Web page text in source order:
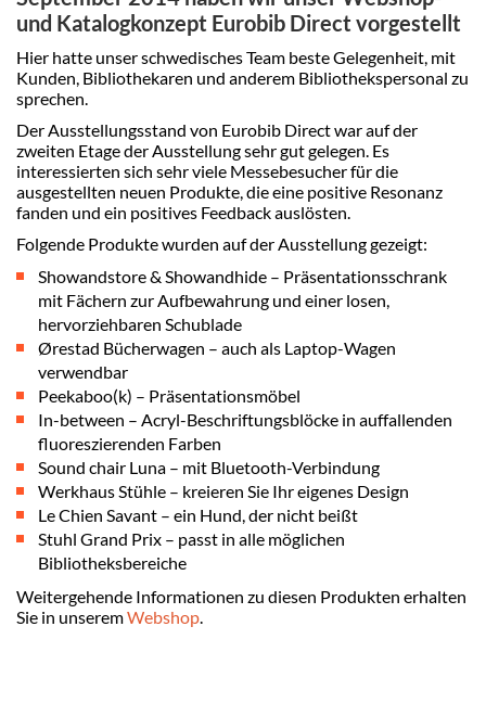
und Katalogkonzept Eurobib Direct vorgestellt
Hier hatte unser schwedisches Team beste Gelegenheit, mit
Kunden, Bibliothekaren und anderem Bibliothekspersonal zu
sprechen.
Der Ausstellungsstand von Eurobib Direct war auf der
zweiten Etage der Ausstellung sehr gut gelegen. Es
interessierten sich sehr viele Messebesucher für die
ausgestellten neuen Produkte, die eine positive Resonanz
fanden und ein positives Feedback auslösten.
Folgende Produkte wurden auf der Ausstellung gezeigt:
Showandstore & Showandhide – Präsentationsschrank
mit Fächern zur Aufbewahrung und einer losen,
hervorziehbaren Schublade
Ørestad Bücherwagen – auch als Laptop-Wagen
verwendbar
Peekaboo(k) – Präsentationsmöbel
In-between – Acryl-Beschriftungsblöcke in auffallenden
fluoreszierenden Farben
Sound chair Luna – mit Bluetooth-Verbindung
Werkhaus Stühle – kreieren Sie Ihr eigenes Design
Le Chien Savant – ein Hund, der nicht beißt
Stuhl Grand Prix – passt in alle möglichen
Bibliotheksbereiche
Weitergehende Informationen zu diesen Produkten erhalten
Sie in unseremWebshop.